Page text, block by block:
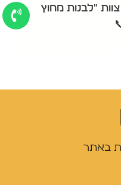
"לבנות מחוץ
באתר